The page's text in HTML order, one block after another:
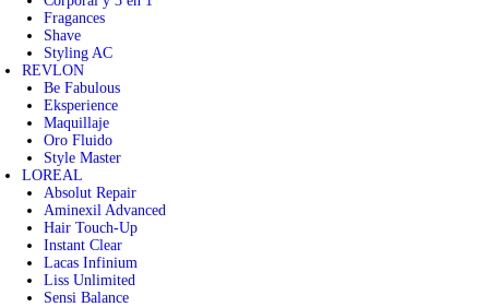
Fragances
Shave
Styling AC
REVLON
Be Fabulous
Eksperience
Maquillaje
Oro Fluido
Style Master
LOREAL
Absolut Repair
Aminexil Advanced
Hair Touch-Up
Instant Clear
Lacas Infinium
Liss Unlimited
Sensi Balance